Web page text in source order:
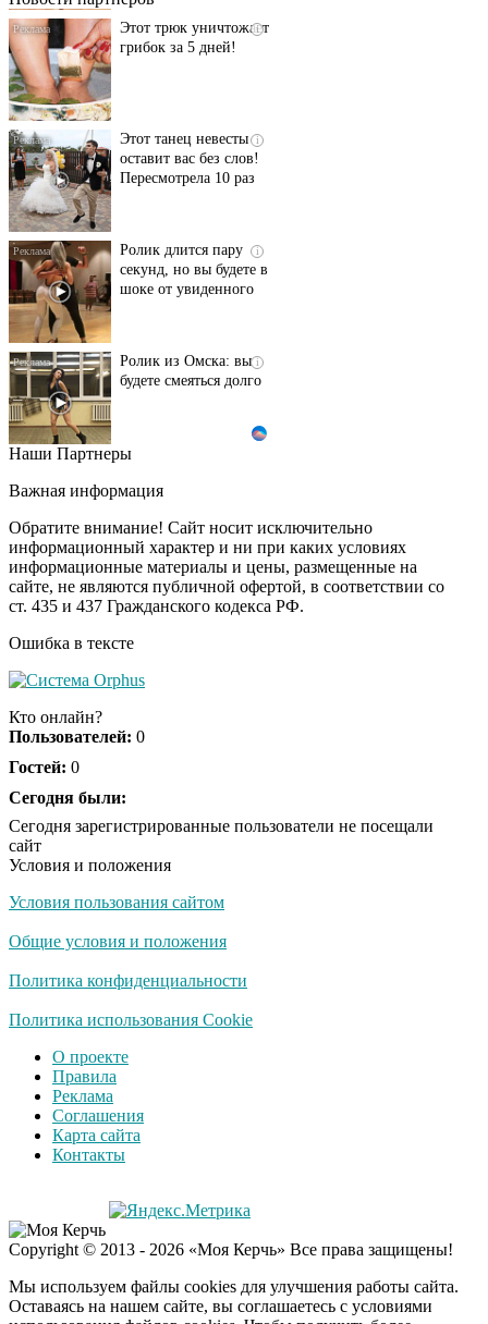
грибок за 5 дней!
оставит вас без слов!
Пересмотрела 10 раз
секунд, но вы будете в
шоке от увиденного
будете смеяться долго
Ржу не переставая, это
не раз
i
Скрытая камера на
пляже Крыма: Что
люди вытворяют, когда
Ролик длится
долго
Королева вагона
оставит равнодушным
Экс-бойфренд дочери
из-за макарон
Наши Партнеры
Важная информация
Обратите внимание! Сайт носит исключительно
информационный характер и ни при каких условиях
информационные материалы и цены, размещенные на
сайте, не являются публичной офертой, в соответствии со
ст. 435 и 437 Гражданского кодекса РФ.
Ошибка в тексте
Кто онлайн?
Пользователей: 0
Гостей: 0
Сегодня были:
Сегодня зарегистрированные пользователи не посещали
сайт
Условия и положения
Условия пользования сайтом
Общие условия и положения
Политика конфиденциальности
Политика использования Cookie
О проекте
Правила
Реклама
Соглашения
Карта сайта
Контакты
Copyright © 2013 - 2026 «Моя Керчь» Все права защищены!
Мы используем файлы cookies для улучшения работы сайта.
Оставаясь на нашем сайте, вы соглашаетесь с условиями